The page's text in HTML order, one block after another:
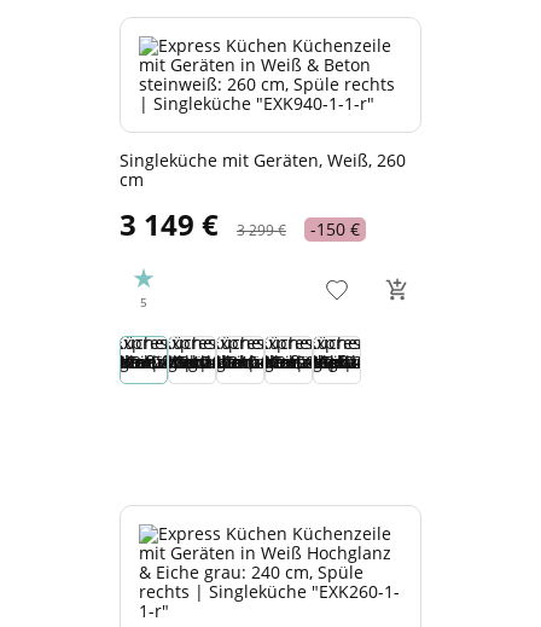
Singleküche mit Geräten, Weiß, 260
cm
3 149 € 3 299 € -150 €
5